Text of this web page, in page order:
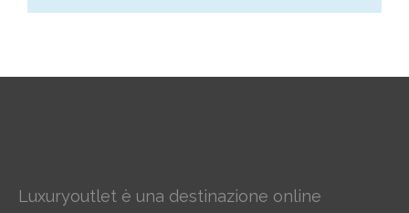
Luxuryoutlet è una destinazione online